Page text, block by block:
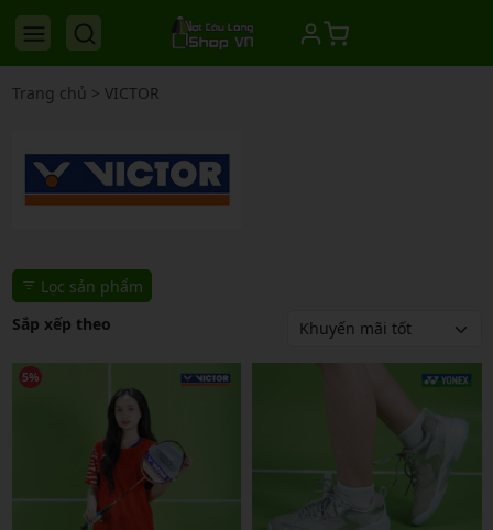
Trang chủ > VICTOR
Lọc sản phẩm
Sắp xếp theo
5%